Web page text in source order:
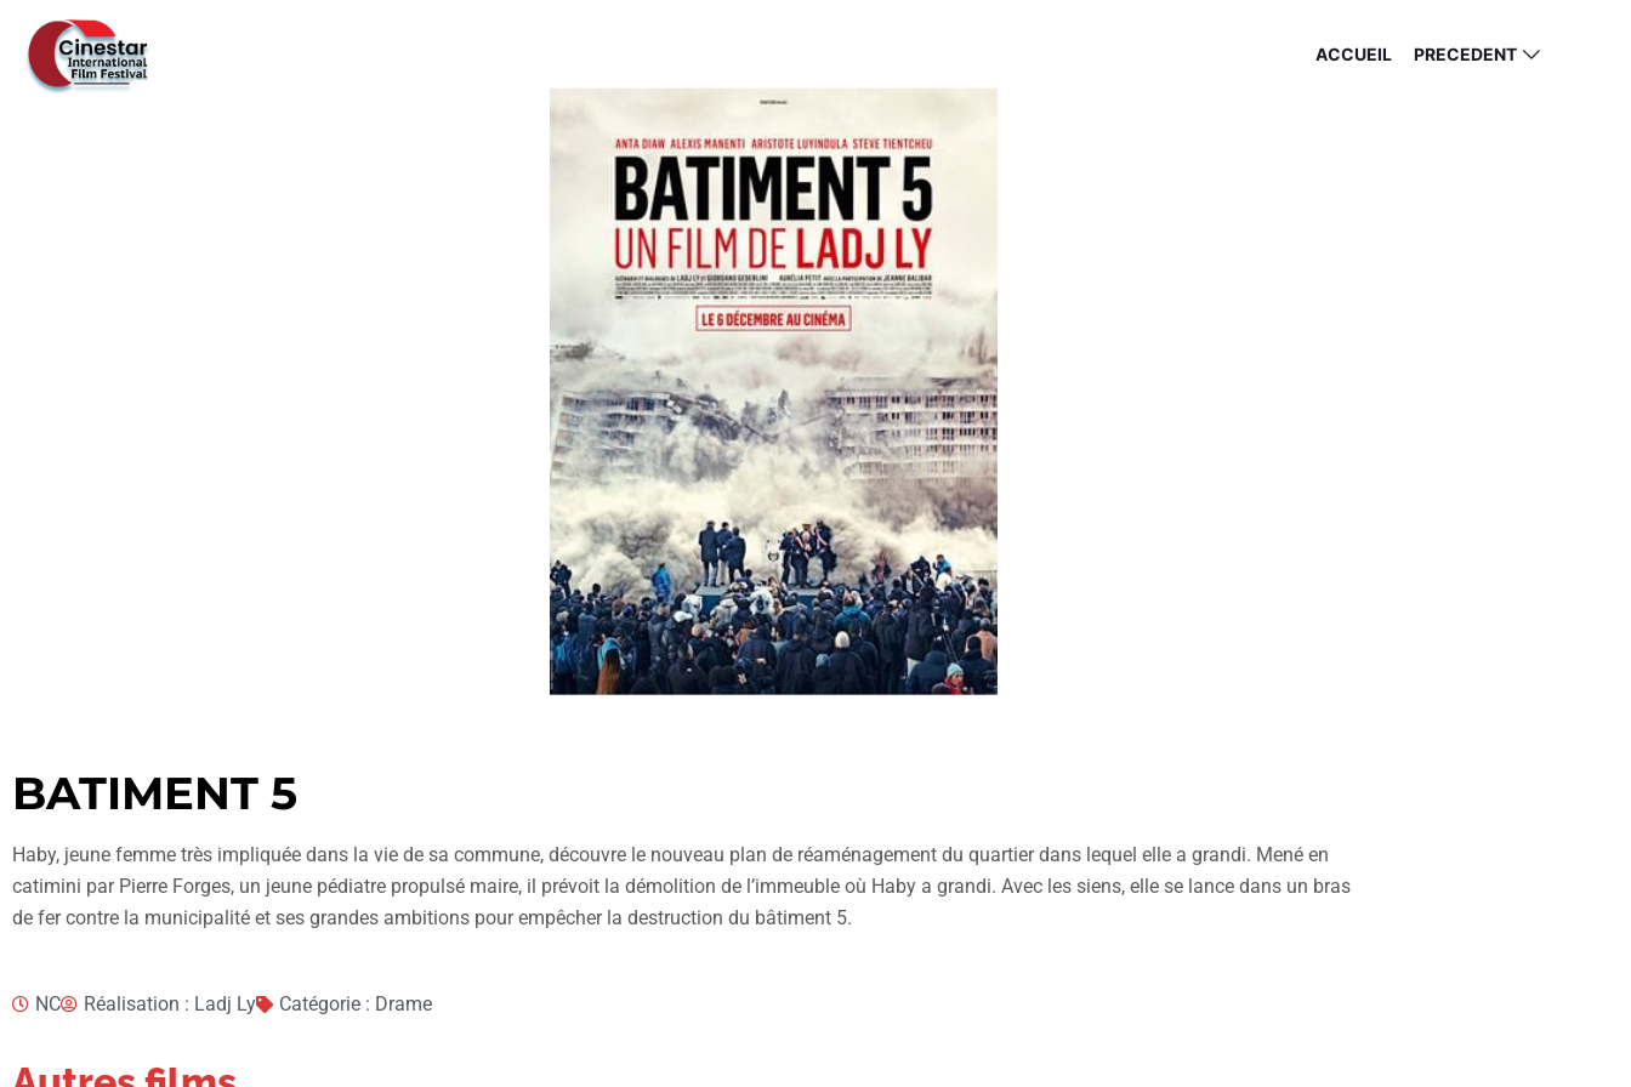
ACCUEIL PRECEDENT
BATIMENT 5
Haby, jeune femme très impliquée dans la vie de sa commune, découvre le nouveau plan de réaménagement du quartier dans lequel elle a grandi. Mené en
catimini par Pierre Forges, un jeune pédiatre propulsé maire, il prévoit la démolition de l’immeuble où Haby a grandi. Avec les siens, elle se lance dans un bras
de fer contre la municipalité et ses grandes ambitions pour empêcher la destruction du bâtiment 5.
NC Réalisation : Ladj Ly Catégorie : Drame